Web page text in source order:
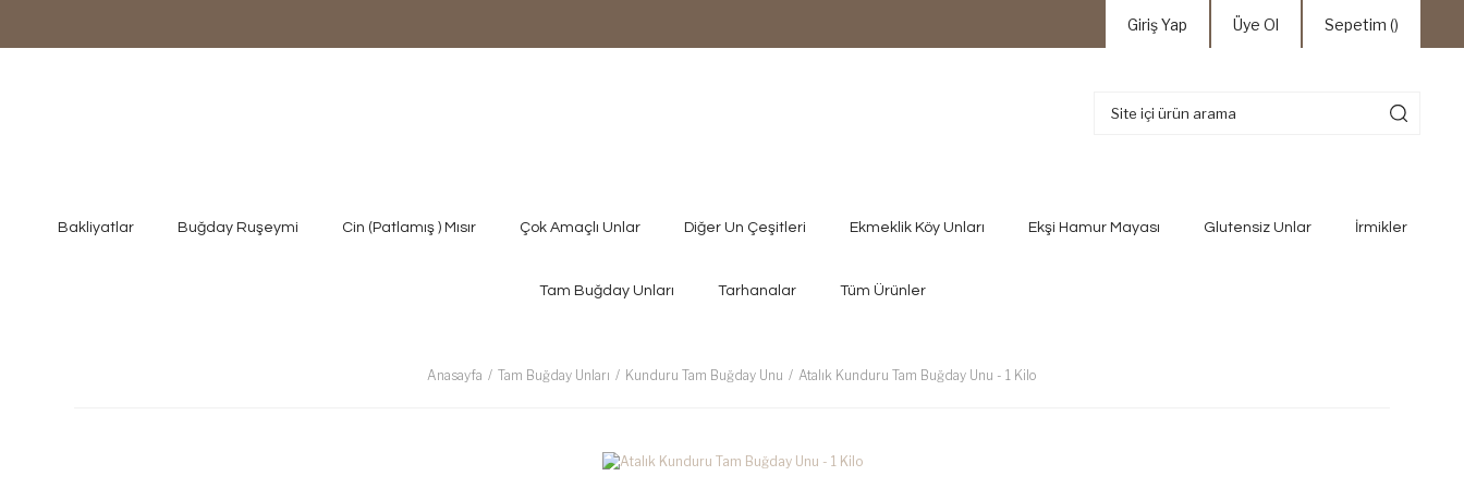
Giriş Yap Üye Ol Sepetim ()
Bakliyatlar Buğday Ruşeymi Cin (Patlamış ) Mısır Çok Amaçlı Unlar Diğer Un Çeşitleri Ekmeklik Köy Unları Ekşi Hamur Mayası Glutensiz Unlar İrmikler
Tam Buğday Unları Tarhanalar Tüm Ürünler
Anasayfa Tam Buğday Unları Kunduru Tam Buğday Unu Atalık Kunduru Tam Buğday Unu - 1 Kilo